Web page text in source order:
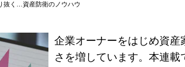
抜く…資産防衛のノウハウ
企業オーナーをはじめ資産
さを増しています。本連載